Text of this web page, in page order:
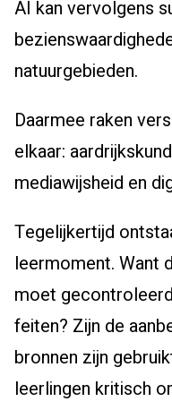
AI kan vervolgens
natuurgebieden.
Daarmee raken
elkaar:
mediawijsheid en
Tegelijkertijd
leermoment. Want
moet
feiten? Zijn de
bronnen zijn
leerlingen kritisch